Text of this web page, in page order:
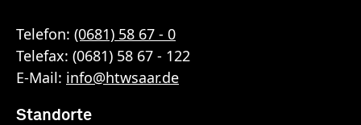
Telefon: (0681) 58 67 - 0
Telefax: (0681) 58 67 - 122
E-Mail: info@htwsaar.de
Standorte